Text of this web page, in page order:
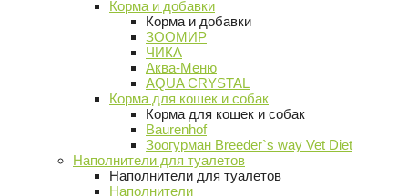
Корма и добавки
Корма и добавки
ЗООМИР
ЧИКА
Аква-Меню
AQUA CRYSTAL
Корма для кошек и собак
Корма для кошек и собак
Baurenhof
Зоогурман Breeder`s way Vet Diet
Наполнители для туалетов
Наполнители для туалетов
Наполнители